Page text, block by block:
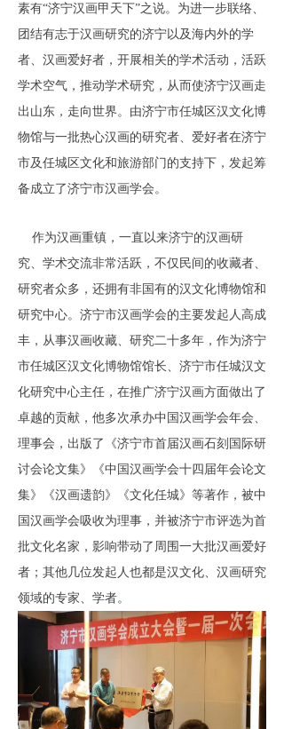
素有“济宁汉画甲天下”之说。为进一步联络、
团结有志于汉画研究的济宁以及海内外的学
者、汉画爱好者，开展相关的学术活动，活跃
学术空气，推动学术研究，从而使济宁汉画走
出山东，走向世界。由济宁市任城区汉文化博
物馆与一批热心汉画的研究者、爱好者在济宁
市及任城区文化和旅游部门的支持下，发起筹
备成立了济宁市汉画学会。
作为汉画重镇，一直以来济宁的汉画研
究、学术交流非常活跃，不仅民间的收藏者、
研究者众多，还拥有非国有的汉文化博物馆和
研究中心。济宁市汉画学会的主要发起人高成
丰，从事汉画收藏、研究二十多年，作为济宁
市任城区汉文化博物馆馆长、济宁市任城汉文
化研究中心主任，在推广济宁汉画方面做出了
卓越的贡献，他多次承办中国汉画学会年会、
理事会，出版了《济宁市首届汉画石刻国际研
讨会论文集》《中国汉画学会十四届年会论文
集》《汉画遗韵》《文化任城》等著作，被中
国汉画学会吸收为理事，并被济宁市评选为首
批文化名家，影响带动了周围一大批汉画爱好
者；其他几位发起人也都是汉文化、汉画研究
领域的专家、学者。